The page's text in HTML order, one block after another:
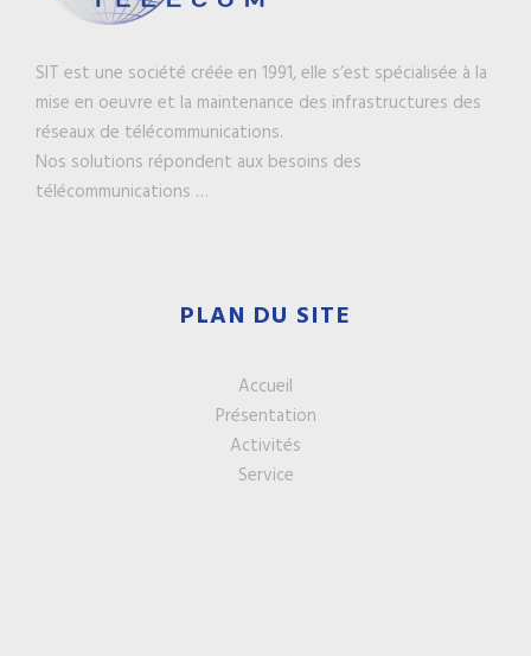
SIT est une société créée en 1991, elle s’est spécialisée à la
mise en oeuvre et la maintenance des infrastructures des
réseaux de télécommunications.
Nos solutions répondent aux besoins des
télécommunications …
PLAN DU SITE
Accueil
Présentation
Activités
Service